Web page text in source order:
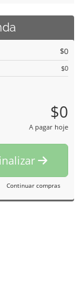
$0
$0
$0
A pagar hoje
Continuar compras